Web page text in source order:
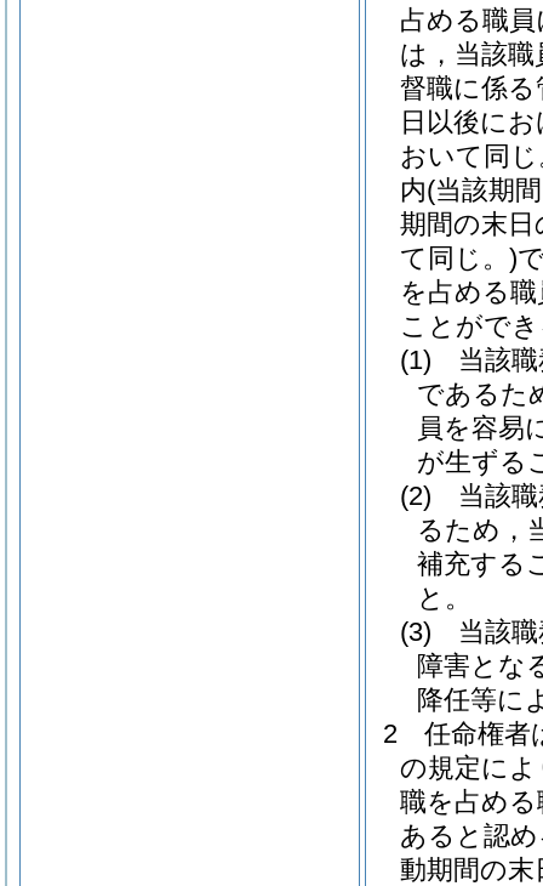
占める職
は，当該
督職に係
日以後に
おいて同じ
内(当該期
期間の末
て同じ。)
を占める
ことがで
(1)
当該
であるた
員を容易
が生ずる
(2)
当該
るため，
補充する
と。
(3)
当該
障害とな
降任等に
2
任命権者
の規定に
職を占め
あると認
動期間の